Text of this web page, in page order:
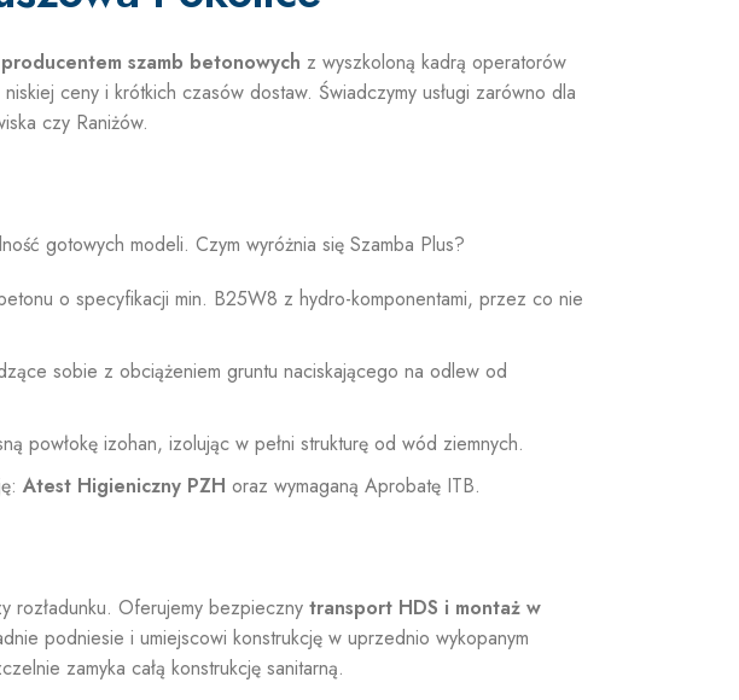
producentem szamb betonowych z wyszkoloną kadrą operatorów
ceny i krótkich czasów dostaw. Świadczymy usługi zarówno dla
czy Raniżów.
gotowych modeli. Czym wyróżnia się Szamba Plus?
o specyfikacji min. B25W8 z hydro-komponentami, przez co nie
sobie z obciążeniem gruntu naciskającego na odlew od
powłokę izohan, izolując w pełni strukturę od wód ziemnych.
Atest Higieniczny PZH oraz wymaganą Aprobatę ITB.
rozładunku. Oferujemy bezpieczny transport HDS i montaż w
podniesie i umiejscowi konstrukcję w uprzednio wykopanym
zamyka całą konstrukcję sanitarną.